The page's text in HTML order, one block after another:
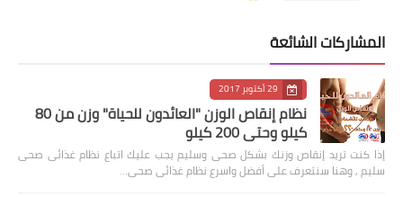
المشاركات الشائعة
29 أكتوبر 2017
نظام إنقاص الوزن "العائدون للحياة" وزن من 80
كيلو وحتى 200 كيلو
إذا كنت تريد إنقاص وزنك بشكل صحى وسليم يجب عليك اتباع نظام غذائى صحى
سليم , وهنا سنتعرف على أفضل واسرع نظام غذائى صحى…